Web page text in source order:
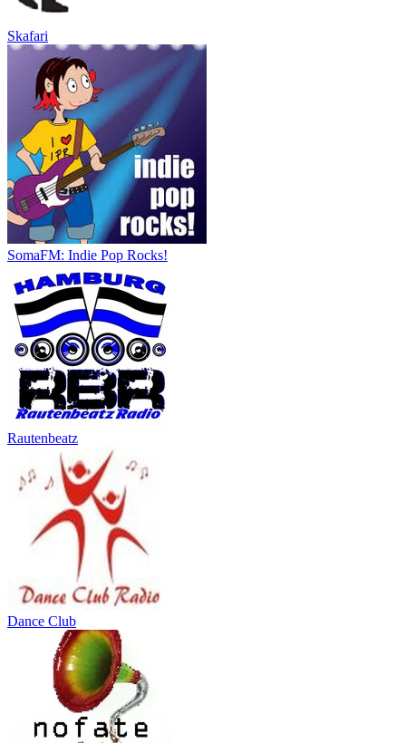
Skafari
SomaFM: Indie Pop Rocks!
Rautenbeatz
Dance Club